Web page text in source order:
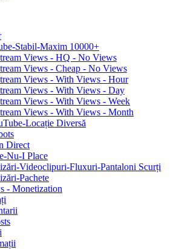
Stabil-Maxim 10000+
Views - HQ - No Views
Views - Cheap - No Views
Views - With Views - Hour
Views - With Views - Day
Views - With Views - Week
Views - With Views - Month
Locație Diversă
Direct
Nu-I Place
Videoclipuri-Fluxuri-Pantaloni Scurți
Pachete
- Monetization